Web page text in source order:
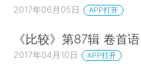
2017年06月05日 APP打开
《比较》第87辑 卷首语
2017年04月10日 APP打开